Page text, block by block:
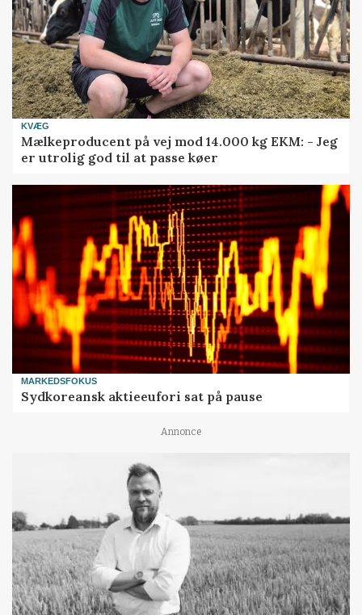
KVÆG
Mælkeproducent på vej mod 14.000 kg EKM: - Jeg
er utrolig god til at passe køer
MARKEDSFOKUS
Sydkoreansk aktieeufori sat på pause
Annonce